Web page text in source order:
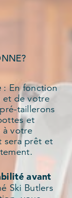
: En fonction
et de votre
taillerons
et
à votre
sera prêt et
avant
Ski Butlers